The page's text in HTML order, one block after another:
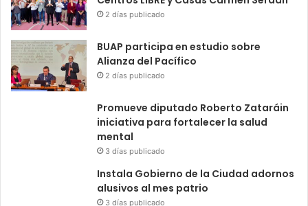
2 días publicado
BUAP participa en estudio sobre
Alianza del Pacífico
2 días publicado
Promueve diputado Roberto Zataráin
iniciativa para fortalecer la salud
mental
3 días publicado
Instala Gobierno de la Ciudad adornos
alusivos al mes patrio
3 días publicado